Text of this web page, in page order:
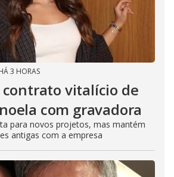
3 HORAS
contrato vitalício de
com gravadora
para novos projetos, mas mantém
antigas com a empresa